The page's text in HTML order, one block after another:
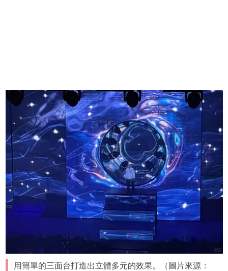
用簡單的三面台打造出立體多元的效果。（圖片來源：